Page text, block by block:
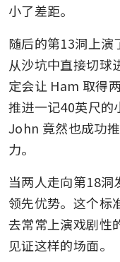
小了差距。
随后的第13洞上演
从沙坑中直接切
定会让 Ham 取得
推进一记40英尺的
John 竟然也成功
力。
当两人走向第18洞
领先优势。这个标
去常常上演戏剧性
见证这样的场面。